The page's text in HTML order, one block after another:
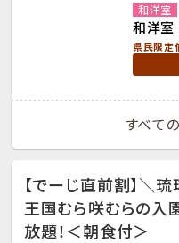
和洋室
和洋室
県民限定
すべて
【でーじ直前割】＼
王国むら咲むらの入
放題！＜朝食付＞